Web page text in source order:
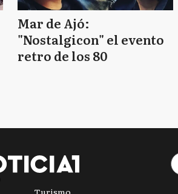
Mar de Ajó:
"Nostalgicon" el evento
retro de los 80
Turismo